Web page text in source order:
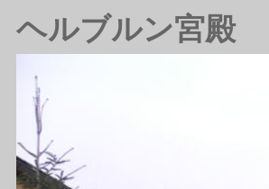
ヘルブルン宮殿